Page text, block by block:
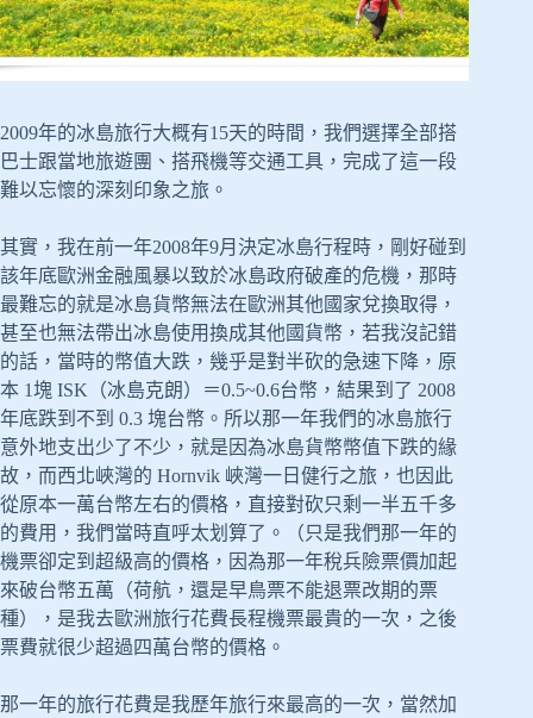
2009年的冰島旅行大概有15天的時間，我們選擇全部搭
巴士跟當地旅遊團、搭飛機等交通工具，完成了這一段
難以忘懷的深刻印象之旅。
其實，我在前一年2008年9月決定冰島行程時，剛好碰到
該年底歐洲金融風暴以致於冰島政府破產的危機，那時
最難忘的就是冰島貨幣無法在歐洲其他國家兌換取得，
甚至也無法帶出冰島使用換成其他國貨幣，若我沒記錯
的話，當時的幣值大跌，幾乎是對半砍的急速下降，原
本 1塊 ISK（冰島克朗）＝0.5~0.6台幣，結果到了 2008
年底跌到不到 0.3 塊台幣。所以那一年我們的冰島旅行
意外地支出少了不少，就是因為冰島貨幣幣值下跌的緣
故，而西北峽灣的 Hornvik 峽灣一日健行之旅，也因此
從原本一萬台幣左右的價格，直接對砍只剩一半五千多
的費用，我們當時直呼太划算了。（只是我們那一年的
機票卻定到超級高的價格，因為那一年稅兵險票價加起
來破台幣五萬（荷航，還是早鳥票不能退票改期的票
種），是我去歐洲旅行花費長程機票最貴的一次，之後
票費就很少超過四萬台幣的價格。
那一年的旅行花費是我歷年旅行來最高的一次，當然加